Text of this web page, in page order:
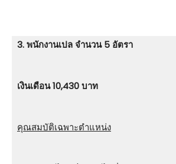
3. พนักงานเปล จำนวน 5 อัตรา
เงินเดือน 10,430 บาท
คุณสมบัติเฉพาะตำแหน่ง